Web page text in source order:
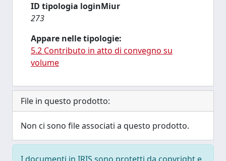
ID tipologia loginMiur
273
Appare nelle tipologie:
5.2 Contributo in atto di convegno su
volume
File in questo prodotto:
Non ci sono file associati a questo prodotto.